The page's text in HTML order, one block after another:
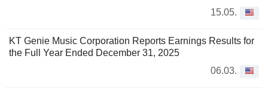
15.05.
KT Genie Music Corporation Reports Earnings Results for
the Full Year Ended December 31, 2025
06.03.